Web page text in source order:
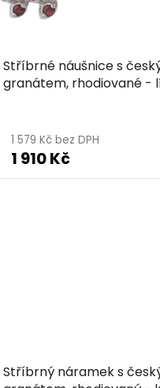
Stříbrné náušnice s
granátem, rhodiované -
1 579 Kč bez DPH
1 910 Kč
Stříbrný náramek s